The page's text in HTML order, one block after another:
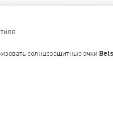
солнцезащитные очки